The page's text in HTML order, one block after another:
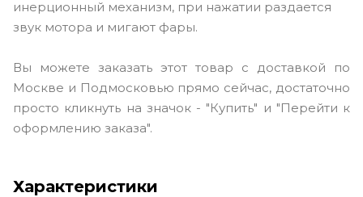
инерционный механизм, при нажатии раздается
звук мотора и мигают фары.
Вы можете заказать этот товар с доставкой по
Москве и Подмосковью прямо сейчас, достаточно
просто кликнуть на значок - "Купить" и "Перейти к
оформлению заказа".
Характеристики